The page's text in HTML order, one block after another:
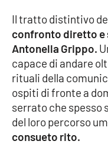
Sanità
Società
Sport
RUBRICHE
Il tratto distintivo
confronto diretto e
Antonella Grippo.
capace di andare
rituali della
ospiti di fronte a
serrato che spesso
del loro percorso
consueto rito.